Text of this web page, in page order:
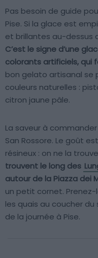
Pas besoin de guide
Pise. Si la glace est
et brillantes au-dessus
C’est le signe d’une
colorants artificiels, qui
bon gelato artisanal se
couleurs naturelles :
citron jaune pâle.
La saveur à
San Rossore. Le goût
résineux : on ne la
trouvent le long des
autour de la Piazza dei
un petit cornet.
les quais au coucher du
de la journée à Pise.